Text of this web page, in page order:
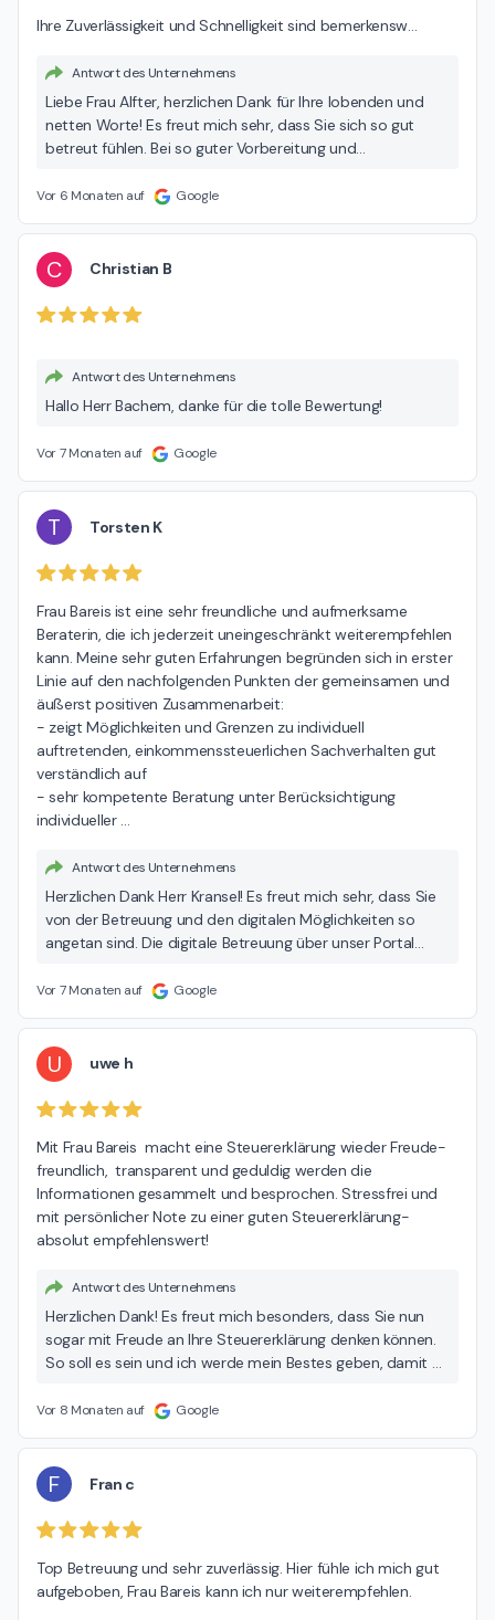
Ihre Zuverlässigkeit und Schnelligkeit sind bemerkensw
Antwort des Unternehmens
Liebe Frau Alfter, herzlichen Dank für Ihre lobenden und
netten Worte! Es freut mich sehr, dass Sie sich so gut
betreut fühlen. Bei so guter Vorbereitung und
Dafür auch Ihnen ein Danke!
Vor 6 Monaten auf Google
C Christian B
Antwort des Unternehmens
Hallo Herr Bachem, danke für die tolle Bewertung!
Vor 7 Monaten auf Google
T Torsten K
Frau Bareis ist eine sehr freundliche und aufmerksame
Beraterin, die ich jederzeit uneingeschränkt weiterempfehlen
kann. Meine sehr guten Erfahrungen begründen sich in erster
Linie auf den nachfolgenden Punkten der gemeinsamen und
äußerst positiven Zusammenarbeit:
- zeigt Möglichkeiten und Grenzen zu individuell
auftretenden, einkommenssteuerlichen Sachverhalten gut
verständlich auf
- sehr kompetente Beratung unter Berücksichtigung
individueller …
Antwort des Unternehmens
Herzlichen Dank Herr Kransel! Es freut mich sehr, dass Sie
von der Betreuung und den digitalen Möglichkeiten so
angetan sind. Die digitale Betreuung über unser Portal
da die Bearbeitung so deutschlandweit und sehr
Vor 7 Monaten auf Google
U uwe h
Mit Frau Bareis  macht eine Steuererklärung wieder Freude-
freundlich,  transparent und geduldig werden die
Informationen gesammelt und besprochen. Stressfrei und
mit persönlicher Note zu einer guten Steuererklärung-
absolut empfehlenswert!
Antwort des Unternehmens
Herzlichen Dank! Es freut mich besonders, dass Sie nun
sogar mit Freude an Ihre Steuererklärung denken können.
So soll es sein und ich werde mein Bestes geben, damit es
Vor 8 Monaten auf Google
F Fran c
Top Betreuung und sehr zuverlässig. Hier fühle ich mich gut
aufgeboben, Frau Bareis kann ich nur weiterempfehlen.